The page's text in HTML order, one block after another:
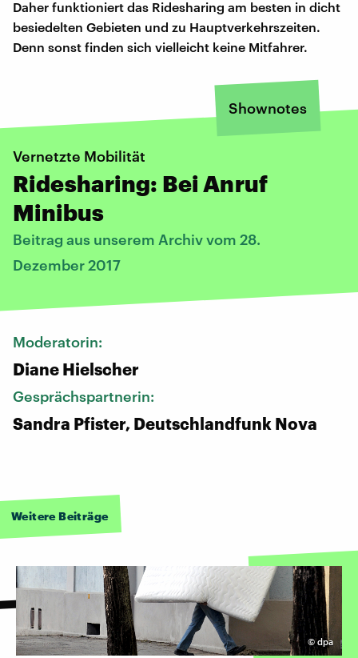
Daher funktioniert das Ridesharing am besten in dicht
besiedelten Gebieten und zu Hauptverkehrszeiten.
Denn sonst finden sich vielleicht keine Mitfahrer.
Shownotes
Vernetzte Mobilität
Ridesharing: Bei Anruf
Minibus
Beitrag aus unserem Archiv vom 28.
Dezember 2017
Moderatorin:
Diane Hielscher
Gesprächspartnerin:
Sandra Pfister, Deutschlandfunk Nova
Weitere Beiträge
©dpa